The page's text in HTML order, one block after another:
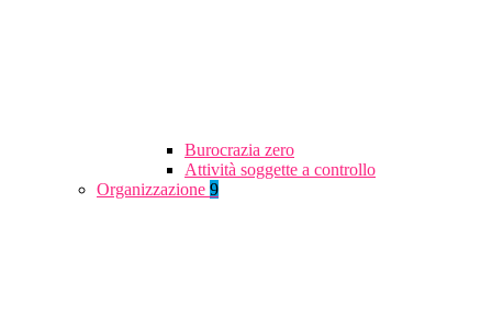
Burocrazia zero
Attività soggette a controllo
Organizzazione 9